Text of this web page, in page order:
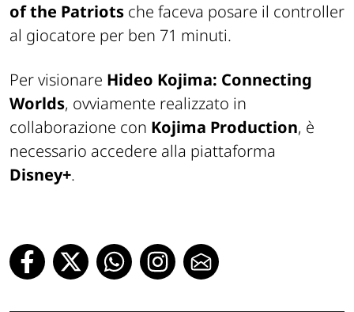
of the Patriots che faceva posare il controller
al giocatore per ben 71 minuti.
Per visionare Hideo Kojima: Connecting
Worlds, ovviamente realizzato in
collaborazione con Kojima Production, è
necessario accedere alla piattaforma
Disney+.